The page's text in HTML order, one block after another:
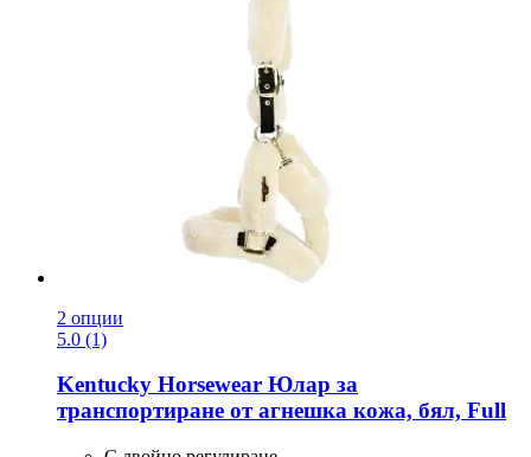
2 опции
5.0 (1)
Kentucky Horsewear Юлар за
транспортиране от агнешка кожа, бял, Full